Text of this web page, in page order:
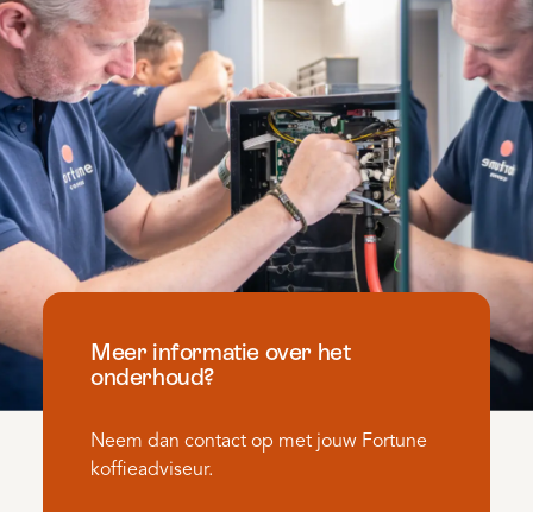
Meer informatie over het
onderhoud?
Neem dan contact op met jouw Fortune
koffieadviseur.